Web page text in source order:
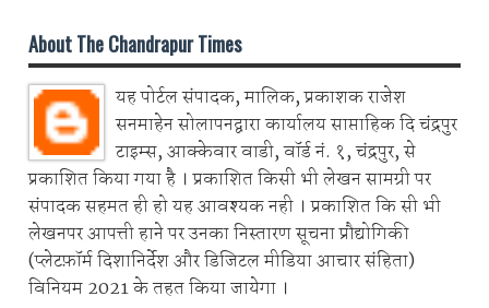
About The Chandrapur Times
यह पोर्टल संपादक, मालिक, प्रकाशक राजेश
सनमाहेन सोलापनद्वारा कार्यालय साप्ताहिक दि चंद्रपुर
टाइम्स, आक्केवार वाडी, वॉर्ड नं. १, चंद्रपुर, से
प्रकाशित किया गया है । प्रकाशित किसी भी लेखन सामग्री पर
संपादक सहमत ही हो यह आवश्यक नही । प्रकाशित कि सी भी
लेखनपर आपत्ती हाने पर उनका निस्तारण सूचना प्रौद्योगिकी
(प्लेटफ़ॉर्म दिशानिर्देश और डिजिटल मीडिया आचार संहिता)
विनियम 2021 के तहत किया जायेगा ।